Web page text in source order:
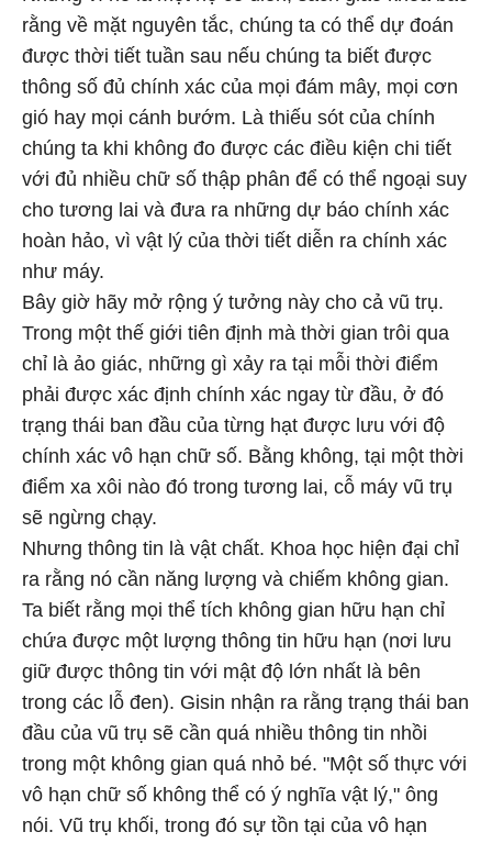
rằng về mặt nguyên tắc, chúng ta có thể dự đoán
được thời tiết tuần sau nếu chúng ta biết được
thông số đủ chính xác của mọi đám mây, mọi cơn
gió hay mọi cánh bướm. Là thiếu sót của chính
chúng ta khi không đo được các điều kiện chi tiết
với đủ nhiều chữ số thập phân để có thể ngoại suy
cho tương lai và đưa ra những dự báo chính xác
hoàn hảo, vì vật lý của thời tiết diễn ra chính xác
như máy.
Bây giờ hãy mở rộng ý tưởng này cho cả vũ trụ.
Trong một thế giới tiên định mà thời gian trôi qua
chỉ là ảo giác, những gì xảy ra tại mỗi thời điểm
phải được xác định chính xác ngay từ đầu, ở đó
trạng thái ban đầu của từng hạt được lưu với độ
chính xác vô hạn chữ số. Bằng không, tại một thời
điểm xa xôi nào đó trong tương lai, cỗ máy vũ trụ
sẽ ngừng chạy.
Nhưng thông tin là vật chất. Khoa học hiện đại chỉ
ra rằng nó cần năng lượng và chiếm không gian.
Ta biết rằng mọi thể tích không gian hữu hạn chỉ
chứa được một lượng thông tin hữu hạn (nơi lưu
giữ được thông tin với mật độ lớn nhất là bên
trong các lỗ đen). Gisin nhận ra rằng trạng thái ban
đầu của vũ trụ sẽ cần quá nhiều thông tin nhồi
trong một không gian quá nhỏ bé. "Một số thực với
vô hạn chữ số không thể có ý nghĩa vật lý," ông
nói. Vũ trụ khối, trong đó sự tồn tại của vô hạn